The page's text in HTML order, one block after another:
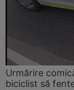
Urmărire
biciclist să